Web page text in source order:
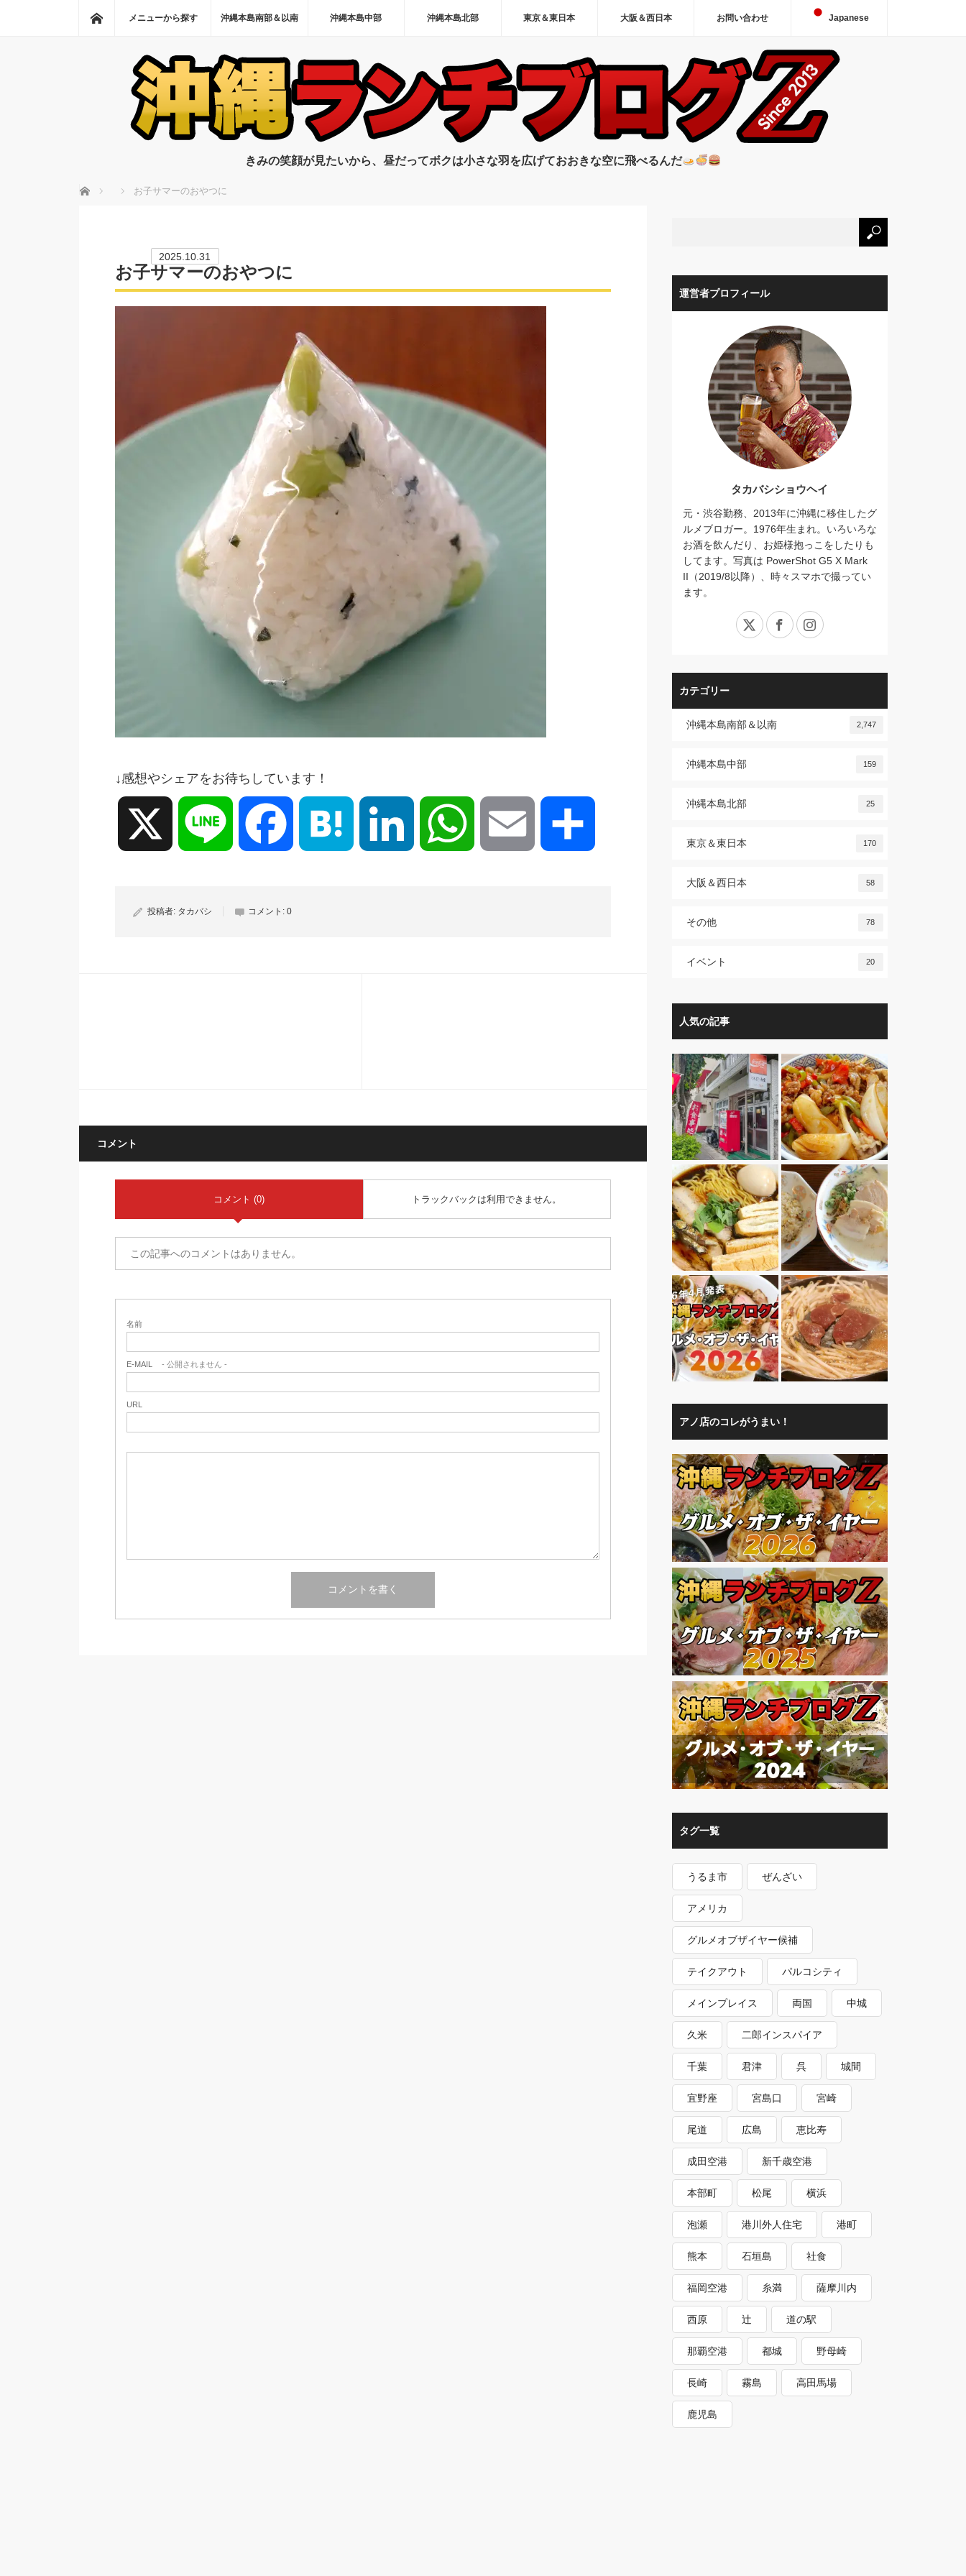
ホーム
メニューから探す 沖縄本島南部＆以南 沖縄本島中部 沖縄本島北部 東京＆東日本 大阪＆西日本 お問い合わせ Japanese
きみの笑顔が見たいから、昼だってボクは小さな羽を広げておおきな空に飛べるんだ
ホーム お子サマーのおやつに
2025.10.31
お子サマーのおやつに
↓感想やシェアをお待ちしています！
Line Facebook Hatena LinkedIn WhatsApp Email
投稿者: タカバシ コメント: 0
コメント
コメント (0) トラックバックは利用できません。
この記事へのコメントはありません。
名前
E-MAIL - 公開されません -
URL
運営者プロフィール
タカバシショウヘイ
元・渋谷勤務、2013年に沖縄に移住したグ
ルメブロガー。1976年生まれ。いろいろな
お酒を飲んだり、お姫様抱っこをしたりも
してます。写真は PowerShot G5 X Mark
II（2019/8以降）、時々スマホで撮ってい
ます。
X FacebookInstagram
カテゴリー
沖縄本島南部＆以南 2,747
沖縄本島中部 159
沖縄本島北部 25
東京＆東日本 170
大阪＆西日本 58
その他 78
イベント 20
人気の記事
アノ店のコレがうまい！
タグ一覧
うるま市 ぜんざい
アメリカ
グルメオブザイヤー候補
テイクアウト パルコシティ
メインプレイス 両国 中城
久米 二郎インスパイア
千葉 君津 呉 城間
宜野座 宮島口 宮崎
尾道 広島 恵比寿
成田空港 新千歳空港
本部町 松尾 横浜
泡瀬 港川外人住宅 港町
熊本 石垣島 社食
福岡空港 糸満 薩摩川内
西原 辻 道の駅
那覇空港 都城 野母崎
長崎 霧島 高田馬場
鹿児島